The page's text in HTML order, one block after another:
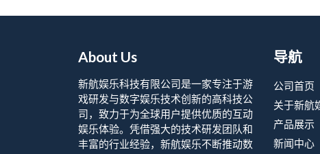
About Us
新航娱乐科技有限公司是一家专注于游
戏研发与数字娱乐技术创新的高科技公
司，致力于为全球用户提供优质的互动
娱乐体验。凭借强大的技术研发团队和
丰富的行业经验，新航娱乐不断推动数
导航
公司首页
关于新航
产品展示
新闻中心